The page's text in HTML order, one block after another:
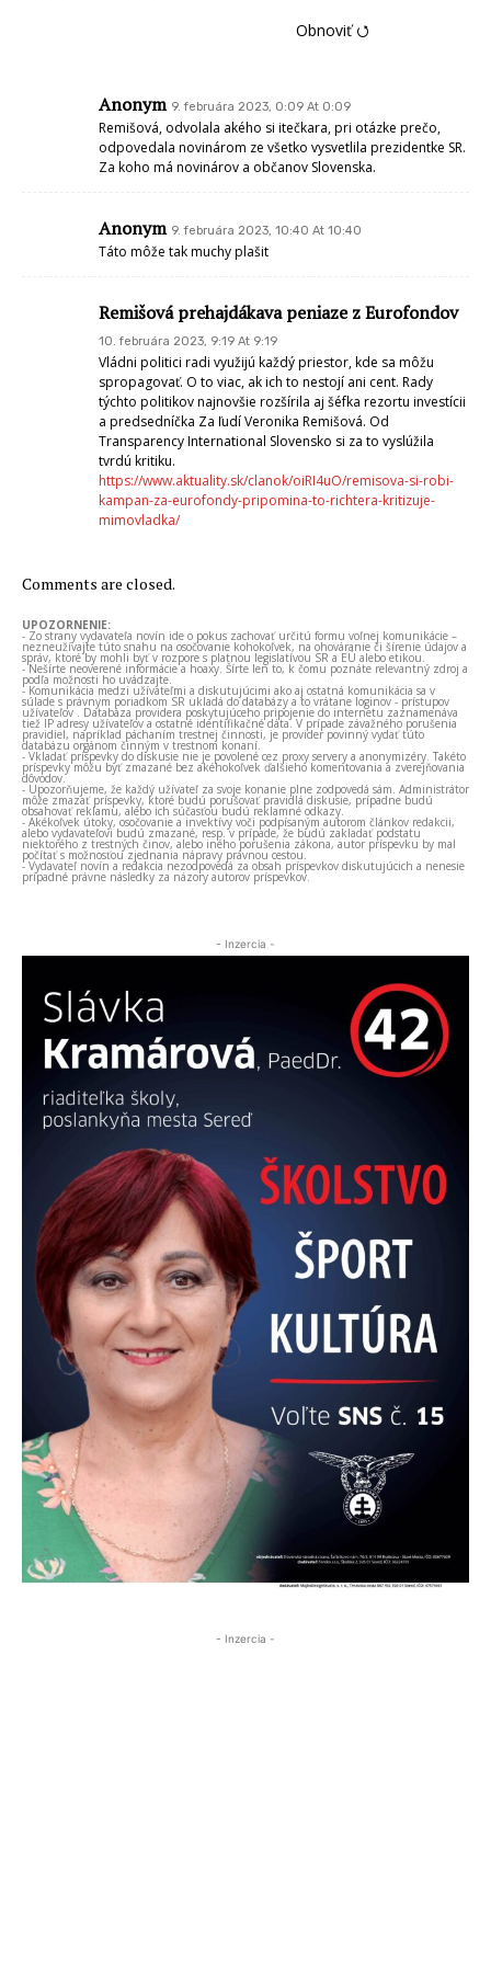
Obnoviť ⭯
Anonym 9. februára 2023, 0:09 At 0:09
Remišová, odvolala akého si itečkara, pri otázke prečo,
odpovedala novinárom ze všetko vysvetlila prezidentke SR.
Za koho má novinárov a občanov Slovenska.
Anonym 9. februára 2023, 10:40 At 10:40
Táto môže tak muchy plašit
Remišová prehajdákava peniaze z Eurofondov
10. februára 2023, 9:19 At 9:19
Vládni politici radi využijú každý priestor, kde sa môžu
spropagovať. O to viac, ak ich to nestojí ani cent. Rady
týchto politikov najnovšie rozšírila aj šéfka rezortu investícii
a predsedníčka Za ľudí Veronika Remišová. Od
Transparency International Slovensko si za to vyslúžila
tvrdú kritiku.
https://www.aktuality.sk/clanok/oiRI4uO/remisova-si-robi-
kampan-za-eurofondy-pripomina-to-richtera-kritizuje-
mimovladka/
Comments are closed.
UPOZORNENIE:
- Zo strany vydavateľa novín ide o pokus zachovať určitú formu voľnej komunikácie –
nezneužívajte túto snahu na osočovanie kohokoľvek, na ohováranie či šírenie údajov a
správ, ktoré by mohli byť v rozpore s platnou legislatívou SR a EÚ alebo etikou.
- Nešírte neoverené informácie a hoaxy. Šírte len to, k čomu poznáte relevantný zdroj a
podľa možnosti ho uvádzajte.
- Komunikácia medzi užívateľmi a diskutujúcimi ako aj ostatná komunikácia sa v
súlade s právnym poriadkom SR ukladá do databázy a to vrátane loginov - prístupov
užívateľov . Databáza providera poskytujúceho pripojenie do internetu zaznamenáva
tiež IP adresy užívateľov a ostatné identifikačné dáta. V prípade závažného porušenia
pravidiel, napríklad páchaním trestnej činnosti, je provider povinný vydať túto
databázu orgánom činným v trestnom konaní.
- Vkladať príspevky do diskusie nie je povolené cez proxy servery a anonymizéry. Takéto
príspevky môžu byť zmazané bez akéhokoľvek ďalšieho komentovania a zverejňovania
dôvodov.
- Upozorňujeme, že každý užívateľ za svoje konanie plne zodpovedá sám. Administrátor
môže zmazať príspevky, ktoré budú porušovať pravidlá diskusie, prípadne budú
obsahovať reklamu, alebo ich súčasťou budú reklamné odkazy.
- Akékoľvek útoky, osočovanie a invektívy voči podpísaným autorom článkov redakcii,
alebo vydavateľovi budú zmazané, resp. v prípade, že budú zakladať podstatu
niektorého z trestných činov, alebo iného porušenia zákona, autor príspevku by mal
počítať s možnosťou zjednania nápravy právnou cestou.
- Vydavateľ novín a redakcia nezodpovedá za obsah príspevkov diskutujúcich a nenesie
prípadné právne následky za názory autorov príspevkov.
- Inzercia -
- Inzercia -